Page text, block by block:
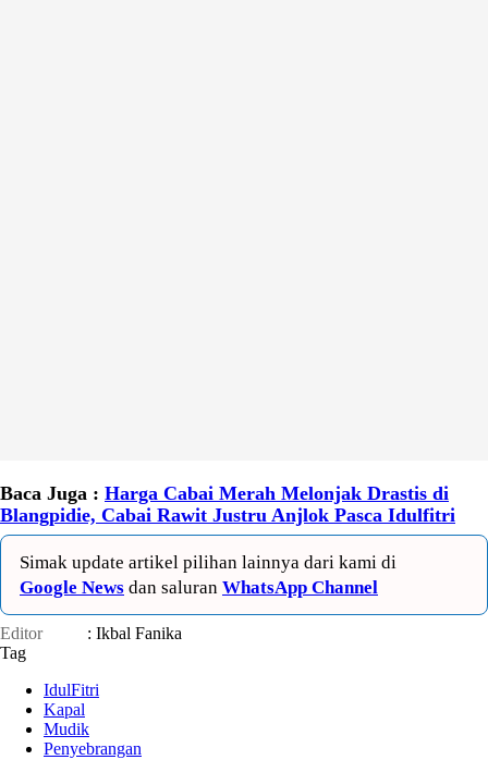
Baca Juga : Harga Cabai Merah Melonjak Drastis di
Blangpidie, Cabai Rawit Justru Anjlok Pasca Idulfitri
Simak update artikel pilihan lainnya dari kami di
Google News dan saluran WhatsApp Channel
Editor
: Ikbal Fanika
Tag
IdulFitri
Kapal
Mudik
Penyebrangan